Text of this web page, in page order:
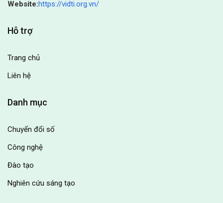
Website:https://vidti.org.vn/
Hỗ trợ
Trang chủ
Liên hệ
Danh mục
Chuyển đổi số
Công nghệ
Đào tạo
Nghiên cứu sáng tạo